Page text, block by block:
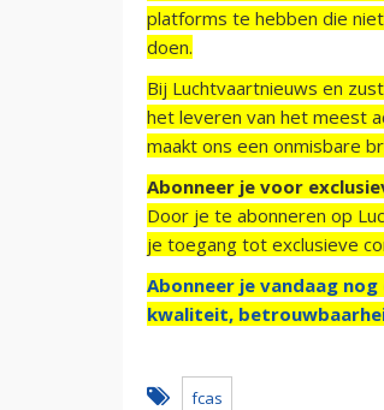
platforms te hebben die
doen.
Bij Luchtvaartnieuws en
het leveren van het meest
maakt ons een onmisbare
Abonneer je voor
Door je te abonneren op
je toegang tot exclusieve
Abonneer je vandaag
kwaliteit,
fcas